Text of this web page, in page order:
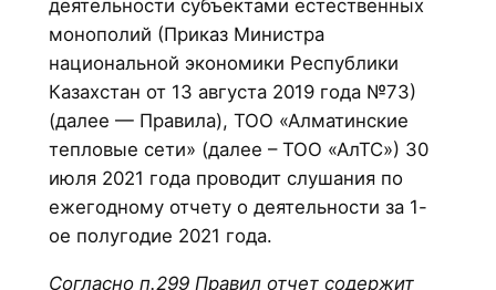
деятельности субъектами естественных
монополий (Приказ Министра
национальной экономики Республики
Казахстан от 13 августа 2019 года №73)
(далее — Правила), ТОО «Алматинские
тепловые сети» (далее – ТОО «АлТС») 30
июля 2021 года проводит слушания по
ежегодному отчету о деятельности за 1-
ое полугодие 2021 года.
Согласно п.299 Правил отчет содержит